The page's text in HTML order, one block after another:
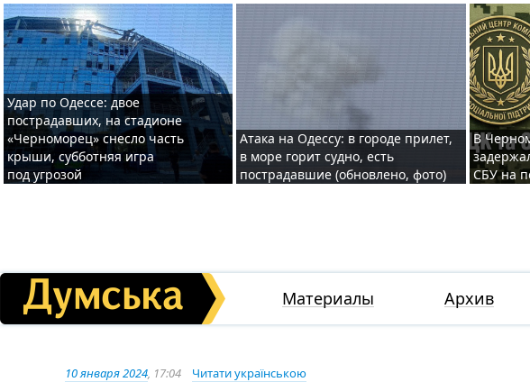
Удар по Одессе: двое
пострадавших, на стадионе
«Черноморец» снесло часть
крыши, субботняя игра
под угрозой
Атака на Одессу: в городе прилет,
в море горит судно, есть
пострадавшие (обновлено, фото)
В
СБУ на
Материалы Архив
10 января 2024, 17:04 Читати українською